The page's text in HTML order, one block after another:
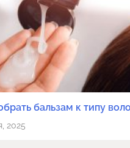
бальзам к типу
2025